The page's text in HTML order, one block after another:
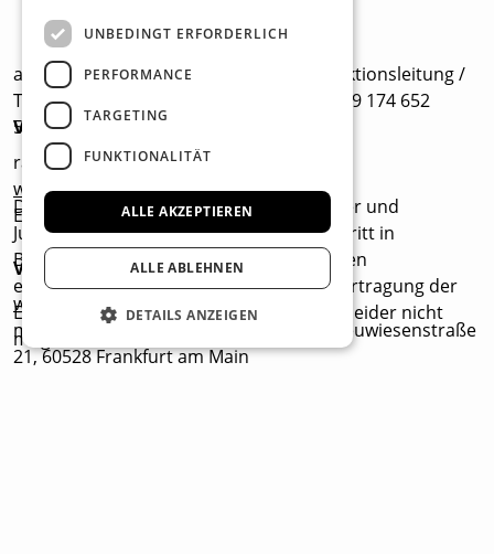
adami@adami-communication.deProduktionsleitung /
Tourneeleitung: Sebastian Goldhagen +49 174 652
5510sg@media-one.info
Das Mindestalter liegt bei 6 Jahren. Kinder und
Jugendliche unter 16 Jahren erhalten Zutritt in
Begleitung mindestens einer erwachsenen
erziehungsberechtigten Person. Die Übertragung der
Erziehungsberechtigung (Muttizettel) ist leider nicht
möglich.
Veranstaltungsort
ratiopharm arena
www.ratiopharmarena.de
Europastraße 25, 89231 Neu-Ulm
Veranstalter*in
www.media-one.info
media.one GmbH Live Entertainment, Neuwiesenstraße
21, 60528 Frankfurt am Main
UNBEDINGT ERFORDERLICH
PERFORMANCE
TARGETING
FUNKTIONALITÄT
ALLE AKZEPTIEREN
ALLE ABLEHNEN
DETAILS ANZEIGEN